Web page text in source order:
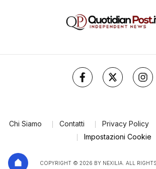
Chi Siamo Contatti Privacy Policy
Impostazioni Cookie
COPYRIGHT © 2026 BY NEXILIA. ALL RIGHTS